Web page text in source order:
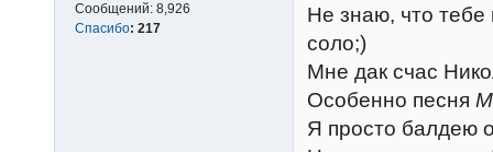
Сообщений: 8,926
Спасибо: 217
Не знаю, что тебе
соло;)
Мне дак счас
Особенно песня
Я просто балдею